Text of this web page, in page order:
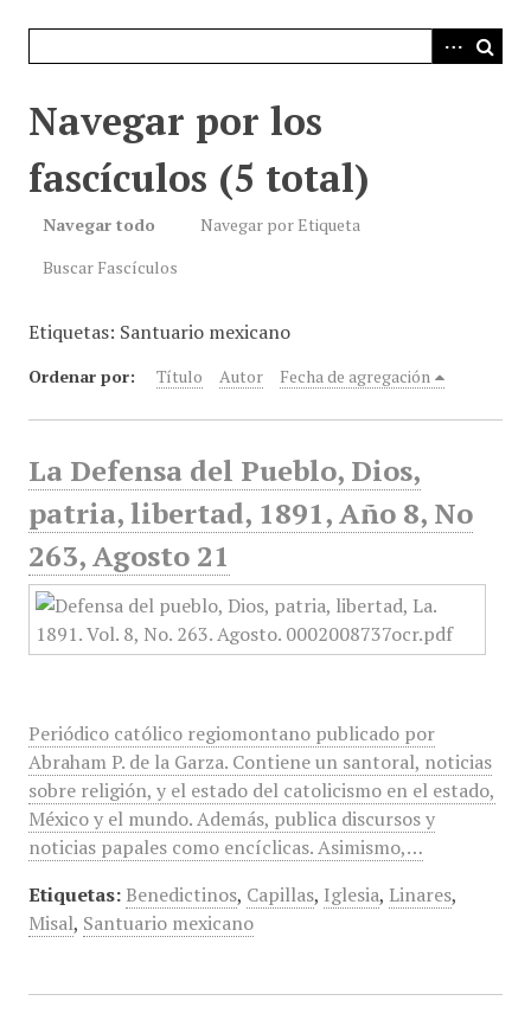
Navegar por los
fascículos (5 total)
Navegar todo
Navegar por Etiqueta
Buscar Fascículos
Etiquetas: Santuario mexicano
Ordenar por: Título Autor Fecha de agregación
La Defensa del Pueblo, Dios,
patria, libertad, 1891, Año 8, No
263, Agosto 21
Periódico católico regiomontano publicado por
Abraham P. de la Garza. Contiene un santoral, noticias
sobre religión, y el estado del catolicismo en el estado,
México y el mundo. Además, publica discursos y
noticias papales como encíclicas. Asimismo,…
Etiquetas: Benedictinos, Capillas, Iglesia, Linares,
Misal, Santuario mexicano